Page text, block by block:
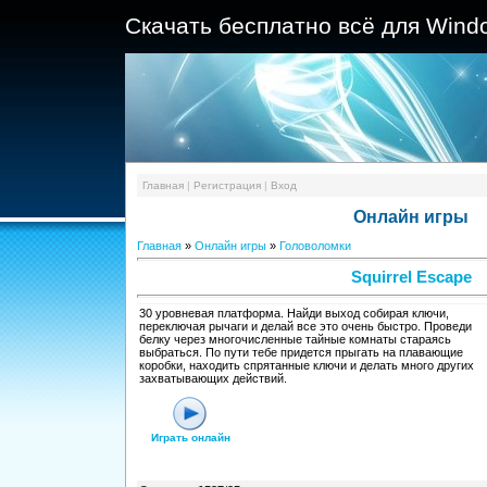
Скачать бесплатно всё для
Главная| Регистрация| Вход
Онлайн игры
Главная» Онлайн игры» Головоломки
Squirrel Escape
30 уровневая платформа. Найди выход собирая ключи,
переключая рычаги и делай все это очень быстро. Проведи
белку через многочисленные тайные комнаты стараясь
выбраться. По пути тебе придется прыгать на плавающие
коробки, находить спрятанные ключи и делать много других
захватывающих действий.
Играть онлайн